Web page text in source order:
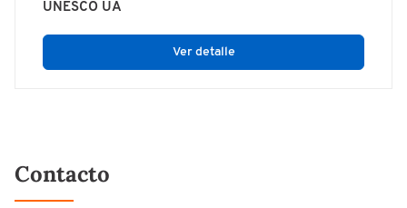
UNESCO UA
Ver detalle
Contacto